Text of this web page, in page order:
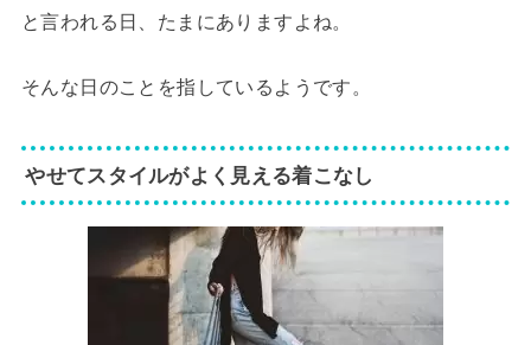
と言われる日、たまにありますよね。
そんな日のことを指しているようです。
やせてスタイルがよく見える着こなし